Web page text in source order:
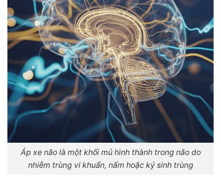
Áp xe não là một khối mủ hình thành trong não do
nhiễm trùng vi khuẩn, nấm hoặc ký sinh trùng